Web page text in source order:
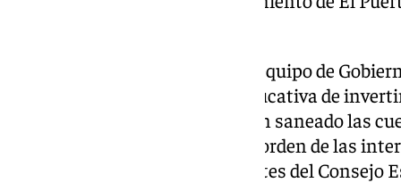
Germán Beardo destaca que el equipo de
adquirido con la comunidad educativa de
infraestructuras, una vez se han saneado las
prioridades de cada colegio y el orden de las
consensuadas con los integrantes del Consejo